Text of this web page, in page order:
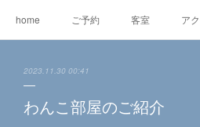
home ご予約 客室 ア
2023.11.30 00:41
わんこ部屋のご紹介